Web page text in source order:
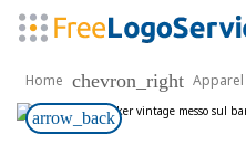
Home chevron_right Apparel
arrow_back